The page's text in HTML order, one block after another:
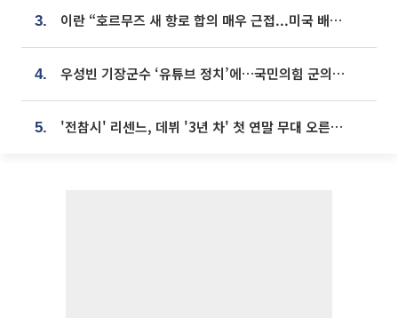
3. 이란 “호르무즈 새 항로 합의 매우 근접...미국 배상 먼저”
4. 우성빈 기장군수 ‘유튜브 정치’에…국민의힘 군의원들 집단 반발
5. '전참시' 리센느, 데뷔 '3년 차' 첫 연말 무대 오른다⋯"그동안 섭외 안 와"